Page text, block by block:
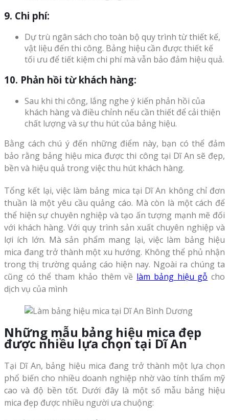
9. Chi phí:
Dự trù ngân sách cho toàn bộ quy trình từ thiết kế,
vật liệu đến thi công. Bảng hiệu cần được thiết kế
tối ưu để tiết kiệm chi phí mà vẫn bảo đảm hiệu quả.
10. Phản hồi từ khách hàng:
Sau khi thi công, lắng nghe ý kiến phản hồi của
khách hàng và điều chỉnh nếu cần thiết để cải thiện
chất lượng và sự thu hút của bảng hiệu.
Bằng cách chú ý đến những điểm này, bạn có thể đảm
bảo rằng bảng hiệu mica được thi công tại Dĩ An sẽ đẹp,
bền và hiệu quả trong việc thu hút khách hàng.
Tổng kết lại, việc làm bảng mica tại Dĩ An không chỉ đơn
thuần là một yêu cầu quảng cáo. Mà còn là một cách để
thể hiện sự chuyên nghiệp và tạo ấn tượng mạnh mẽ đối
với khách hàng. Với quy trình sản xuất chuyên nghiệp và
lợi ích lớn. Mà sản phẩm mang lại, việc làm bảng hiệu
mica đang trở thành một xu hướng. Không thể phủ nhận
trong thị trường quảng cáo hiện nay. Ngoài ra chúng ta
cũng có thể tham khảo thêm về làm bảng hiệu gỗ cho
dịch vụ của mình
Những mẫu bảng hiệu mica đẹp
được nhiều lựa chọn tại Dĩ An
Tại Dĩ An, bảng hiệu mica đang trở thành một lựa chọn
phổ biến cho nhiều doanh nghiệp nhờ vào tính thẩm mỹ
cao và độ bền tốt. Dưới đây là một số mẫu bảng hiệu
mica đẹp được nhiều người ưa chuộng: